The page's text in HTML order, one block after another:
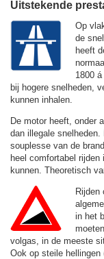
Uitstekende
Op
de
heeft
1800
bij hogere snelheden,
kunnen inhalen.
De motor heeft, onder
dan illegale
souplesse van de
heel comfortabel
kunnen. Theoretisch
Rijden
in het
volgas, in de meeste
Ook op steile